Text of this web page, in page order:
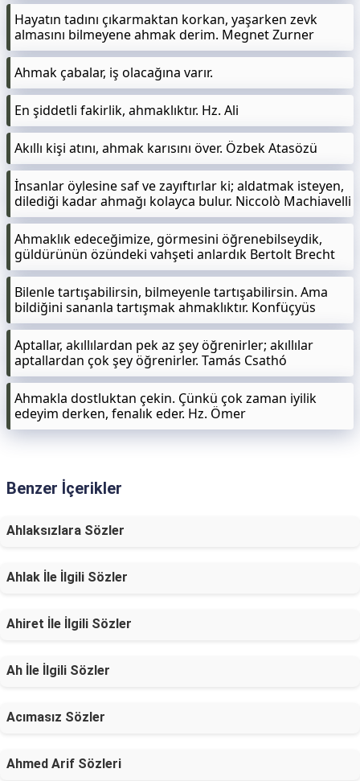
Hayatın tadını çıkarmaktan korkan, yaşarken zevk
almasını bilmeyene ahmak derim. Megnet Zurner
Ahmak çabalar, iş olacağına varır.
En şiddetli fakirlik, ahmaklıktır. Hz. Ali
Akıllı kişi atını, ahmak karısını över. Özbek Atasözü
İnsanlar öylesine saf ve zayıftırlar ki; aldatmak isteyen,
dilediği kadar ahmağı kolayca bulur. Niccolò Machiavelli
Ahmaklık edeceğimize, görmesini öğrenebilseydik,
güldürünün özündeki vahşeti anlardık Bertolt Brecht
Bilenle tartışabilirsin, bilmeyenle tartışabilirsin. Ama
bildiğini sananla tartışmak ahmaklıktır. Konfüçyüs
Aptallar, akıllılardan pek az şey öğrenirler; akıllılar
aptallardan çok şey öğrenirler. Tamás Csathó
Ahmakla dostluktan çekin. Çünkü çok zaman iyilik
edeyim derken, fenalık eder. Hz. Ömer
Benzer İçerikler
Ahlaksızlara Sözler
Ahlak İle İlgili Sözler
Ahiret İle İlgili Sözler
Ah İle İlgili Sözler
Acımasız Sözler
Ahmed Arif Sözleri